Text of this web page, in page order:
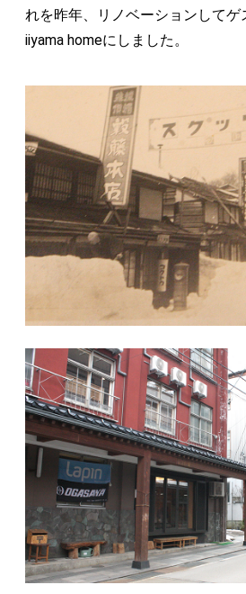
れを昨年、リノベーションしてゲ
iiyama homeにしました。